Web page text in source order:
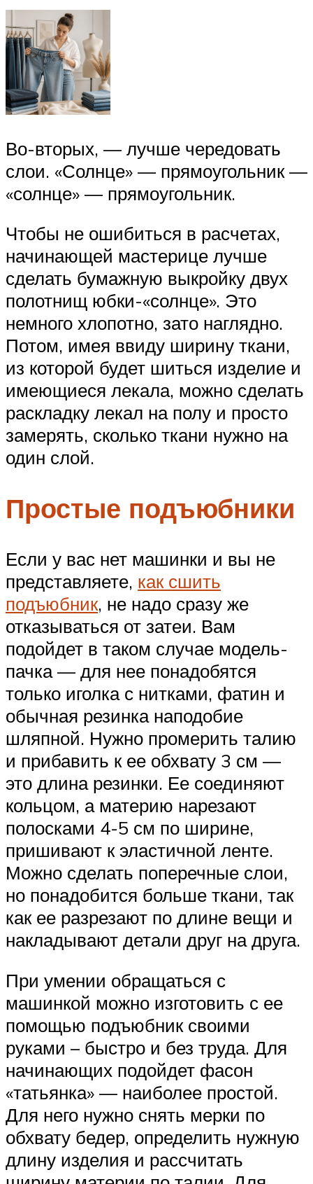
Во-вторых, — лучше чередовать
слои. «Солнце» — прямоугольник —
«солнце» — прямоугольник.
Чтобы не ошибиться в расчетах,
начинающей мастерице лучше
сделать бумажную выкройку двух
полотнищ юбки-«солнце». Это
немного хлопотно, зато наглядно.
Потом, имея ввиду ширину ткани,
из которой будет шиться изделие и
имеющиеся лекала, можно сделать
раскладку лекал на полу и просто
замерять, сколько ткани нужно на
один слой.
Простые подъюбники
Если у вас нет машинки и вы не
представляете, как сшить
подъюбник, не надо сразу же
отказываться от затеи. Вам
подойдет в таком случае модель-
пачка — для нее понадобятся
только иголка с нитками, фатин и
обычная резинка наподобие
шляпной. Нужно промерить талию
и прибавить к ее обхвату 3 см —
это длина резинки. Ее соединяют
кольцом, а материю нарезают
полосками 4-5 см по ширине,
пришивают к эластичной ленте.
Можно сделать поперечные слои,
но понадобится больше ткани, так
как ее разрезают по длине вещи и
накладывают детали друг на друга.
При умении обращаться с
машинкой можно изготовить с ее
помощью подъюбник своими
руками – быстро и без труда. Для
начинающих подойдет фасон
«татьянка» — наиболее простой.
Для него нужно снять мерки по
обхвату бедер, определить нужную
длину изделия и рассчитать